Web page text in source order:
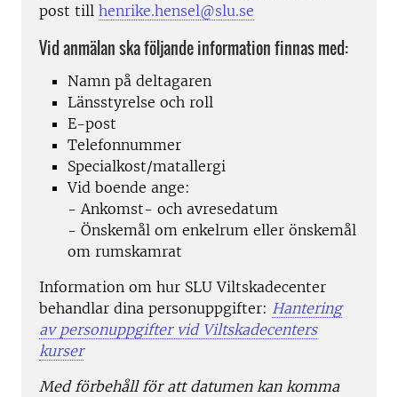
post till henrike.hensel@slu.se
Vid anmälan ska följande information finnas med:
Namn på deltagaren
Länsstyrelse och roll
E-post
Telefonnummer
Specialkost/matallergi
Vid boende ange:
- Ankomst- och avresedatum
- Önskemål om enkelrum eller önskemål
om rumskamrat
Information om hur SLU Viltskadecenter
behandlar dina personuppgifter: Hantering
av personuppgifter vid Viltskadecenters
kurser
Med förbehåll för att datumen kan komma